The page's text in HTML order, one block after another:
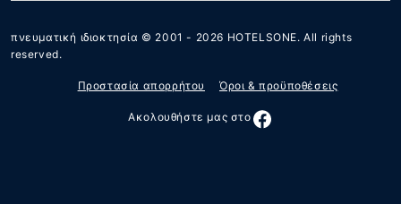
πνευματική ιδιοκτησία © 2001 - 2026 HOTELSONE. All rights
reserved.
Προστασία απορρήτου Όροι & προϋποθέσεις
Ακολουθήστε μας στο